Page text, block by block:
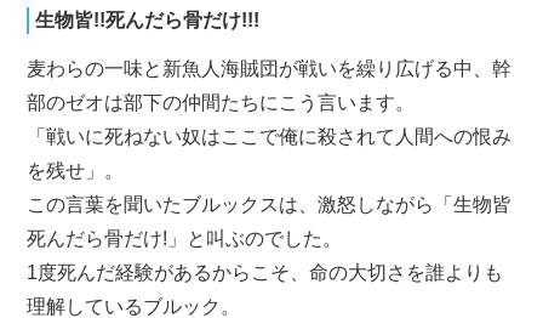
生物皆!!死んだら骨だけ!!!
麦わらの一味と新魚人海賊団が戦いを繰り広げる中、幹
部のゼオは部下の仲間たちにこう言います。
「戦いに死ねない奴はここで俺に殺されて人間への恨み
を残せ」。
この言葉を聞いたブルックスは、激怒しながら「生物皆
死んだら骨だけ!」と叫ぶのでした。
1度死んだ経験があるからこそ、命の大切さを誰よりも
理解しているブルック。